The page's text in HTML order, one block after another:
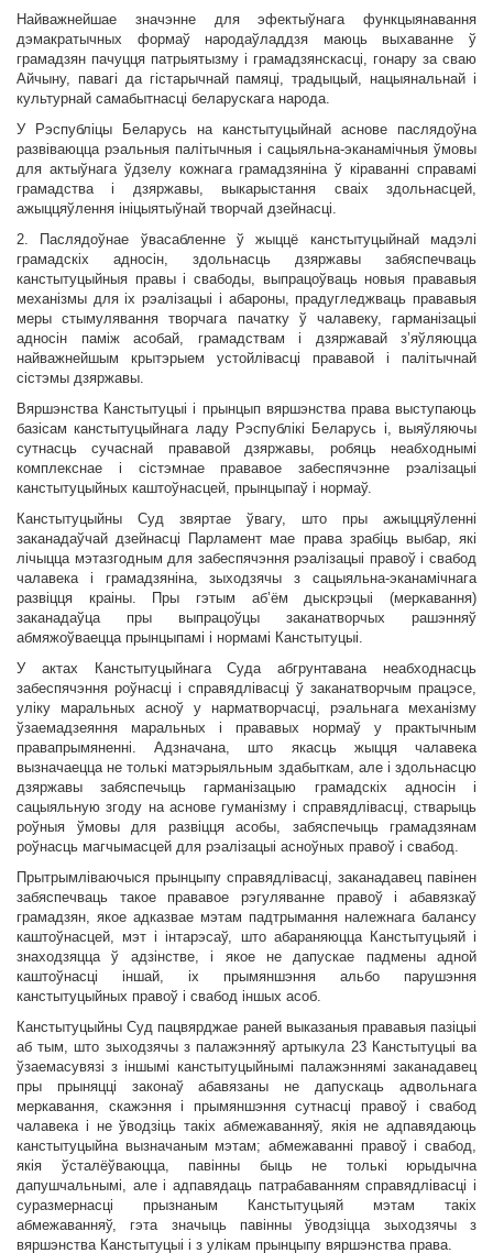
Найважнейшае значэнне для эфектыўнага функцыянавання
дэмакратычных формаў народаўладдзя маюць выхаванне ў
грамадзян пачуцця патрыятызму і грамадзянскасці, гонару за сваю
Айчыну, павагі да гістарычнай памяці, традыцый, нацыянальнай і
культурнай самабытнасці беларускага народа.
У Рэспубліцы Беларусь на канстытуцыйнай аснове паслядоўна
развіваюцца рэальныя палітычныя і сацыяльна-эканамічныя ўмовы
для актыўнага ўдзелу кожнага грамадзяніна ў кіраванні справамі
грамадства і дзяржавы, выкарыстання сваіх здольнасцей,
ажыццяўлення ініцыятыўнай творчай дзейнасці.
2. Паслядоўнае ўвасабленне ў жыццё канстытуцыйнай мадэлі
грамадскіх адносін, здольнасць дзяржавы забяспечваць
канстытуцыйныя правы і свабоды, выпрацоўваць новыя прававыя
механізмы для іх рэалізацыі і абароны, прадугледжваць прававыя
меры стымулявання творчага пачатку ў чалавеку, гарманізацыі
адносін паміж асобай, грамадствам і дзяржавай з’яўляюцца
найважнейшым крытэрыем устойлівасці прававой і палітычнай
сістэмы дзяржавы.
Вяршэнства Канстытуцыі і прынцып вяршэнства права выступаюць
базісам канстытуцыйнага ладу Рэспублікі Беларусь і, выяўляючы
сутнасць сучаснай прававой дзяржавы, робяць неабходнымі
комплекснае і сістэмнае прававое забеспячэнне рэалізацыі
канстытуцыйных каштоўнасцей, прынцыпаў і нормаў.
Канстытуцыйны Суд звяртае ўвагу, што пры ажыццяўленні
заканадаўчай дзейнасці Парламент мае права зрабіць выбар, які
лічыцца мэтазгодным для забеспячэння рэалізацыі правоў і свабод
чалавека і грамадзяніна, зыходзячы з сацыяльна-эканамічнага
развіцця краіны. Пры гэтым аб’ём дыскрэцыі (меркавання)
заканадаўца пры выпрацоўцы заканатворчых рашэнняў
абмяжоўваецца прынцыпамі і нормамі Канстытуцыі.
У актах Канстытуцыйнага Суда абгрунтавана неабходнасць
забеспячэння роўнасці і справядлівасці ў заканатворчым працэсе,
уліку маральных асноў у нарматворчасці, рэальнага механізму
ўзаемадзеяння маральных і прававых нормаў у практычным
правапрымяненні. Адзначана, што якасць жыцця чалавека
вызначаецца не толькі матэрыяльным здабыткам, але і здольнасцю
дзяржавы забяспечыць гарманізацыю грамадскіх адносін і
сацыяльную згоду на аснове гуманізму і справядлівасці, стварыць
роўныя ўмовы для развіцця асобы, забяспечыць грамадзянам
роўнасць магчымасцей для рэалізацыі асноўных правоў і свабод.
Прытрымліваючыся прынцыпу справядлівасці, заканадавец павінен
забяспечваць такое прававое рэгуляванне правоў і абавязкаў
грамадзян, якое адказвае мэтам падтрымання належнага балансу
каштоўнасцей, мэт і інтарэсаў, што абараняюцца Канстытуцыяй і
знаходзяцца ў адзінстве, і якое не дапускае падмены адной
каштоўнасці іншай, іх прымяншэння альбо парушэння
канстытуцыйных правоў і свабод іншых асоб.
Канстытуцыйны Суд пацвярджае раней выказаныя прававыя пазіцыі
аб тым, што зыходзячы з палажэнняў артыкула 23 Канстытуцыі ва
ўзаемасувязі з іншымі канстытуцыйнымі палажэннямі заканадавец
пры прыняцці законаў абавязаны не дапускаць адвольнага
меркавання, скажэння і прымяншэння сутнасці правоў і свабод
чалавека і не ўводзіць такіх абмежаванняў, якія не адпавядаюць
канстытуцыйна вызначаным мэтам; абмежаванні правоў і свабод,
якія ўсталёўваюцца, павінны быць не толькі юрыдычна
дапушчальнымі, але і адпавядаць патрабаванням справядлівасці і
суразмернасці прызнаным Канстытуцыяй мэтам такіх
абмежаванняў, гэта значыць павінны ўводзіцца зыходзячы з
вяршэнства Канстытуцыі і з улікам прынцыпу вяршэнства права.